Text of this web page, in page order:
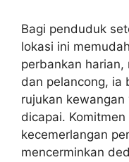
Bagi penduduk
lokasi ini
perbankan harian,
dan pelancong, ia
rujukan
dicapai.
kecemerlangan
mencerminkan